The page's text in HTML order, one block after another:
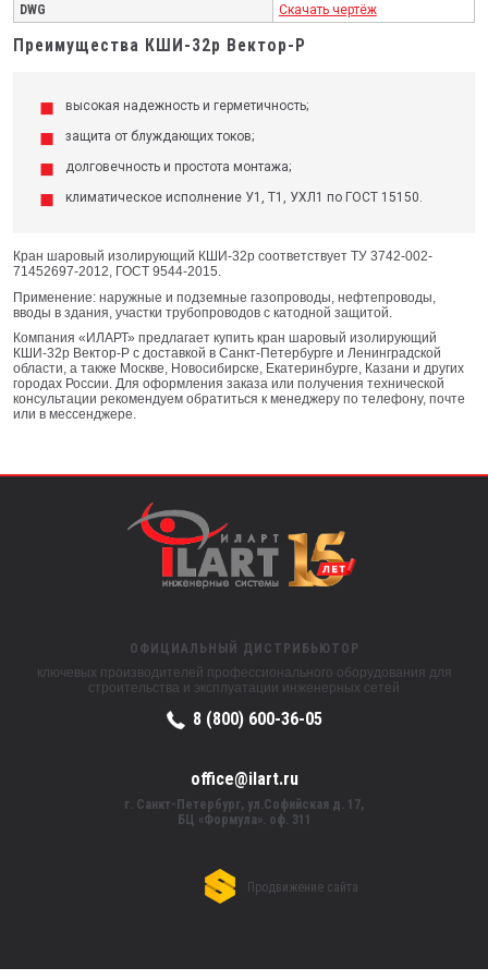
DWG
Скачать чертёж
Преимущества КШИ-32р Вектор-Р
высокая надежность и герметичность;
защита от блуждающих токов;
долговечность и простота монтажа;
климатическое исполнение У1, Т1, УХЛ1 по ГОСТ 15150.
Кран шаровый изолирующий КШИ-32р соответствует ТУ 3742-002-
71452697-2012, ГОСТ 9544-2015.
Применение: наружные и подземные газопроводы, нефтепроводы,
вводы в здания, участки трубопроводов с катодной защитой.
Компания «ИЛАРТ» предлагает купить кран шаровый изолирующий
КШИ-32р Вектор-Р с доставкой в Санкт-Петербурге и Ленинградской
области, а также Москве, Новосибирске, Екатеринбурге, Казани и других
городах России. Для оформления заказа или получения технической
консультации рекомендуем обратиться к менеджеру по телефону, почте
или в мессенджере.
ОФИЦИАЛЬНЫЙ ДИСТРИБЬЮТОР
ключевых производителей профессионального оборудования для
строительства и эксплуатации инженерных сетей
8 (800) 600-36-05
office@ilart.ru
г. Санкт-Петербург, ул.Софийская д. 17,
БЦ «Формула». оф. 311
Продвижение сайта